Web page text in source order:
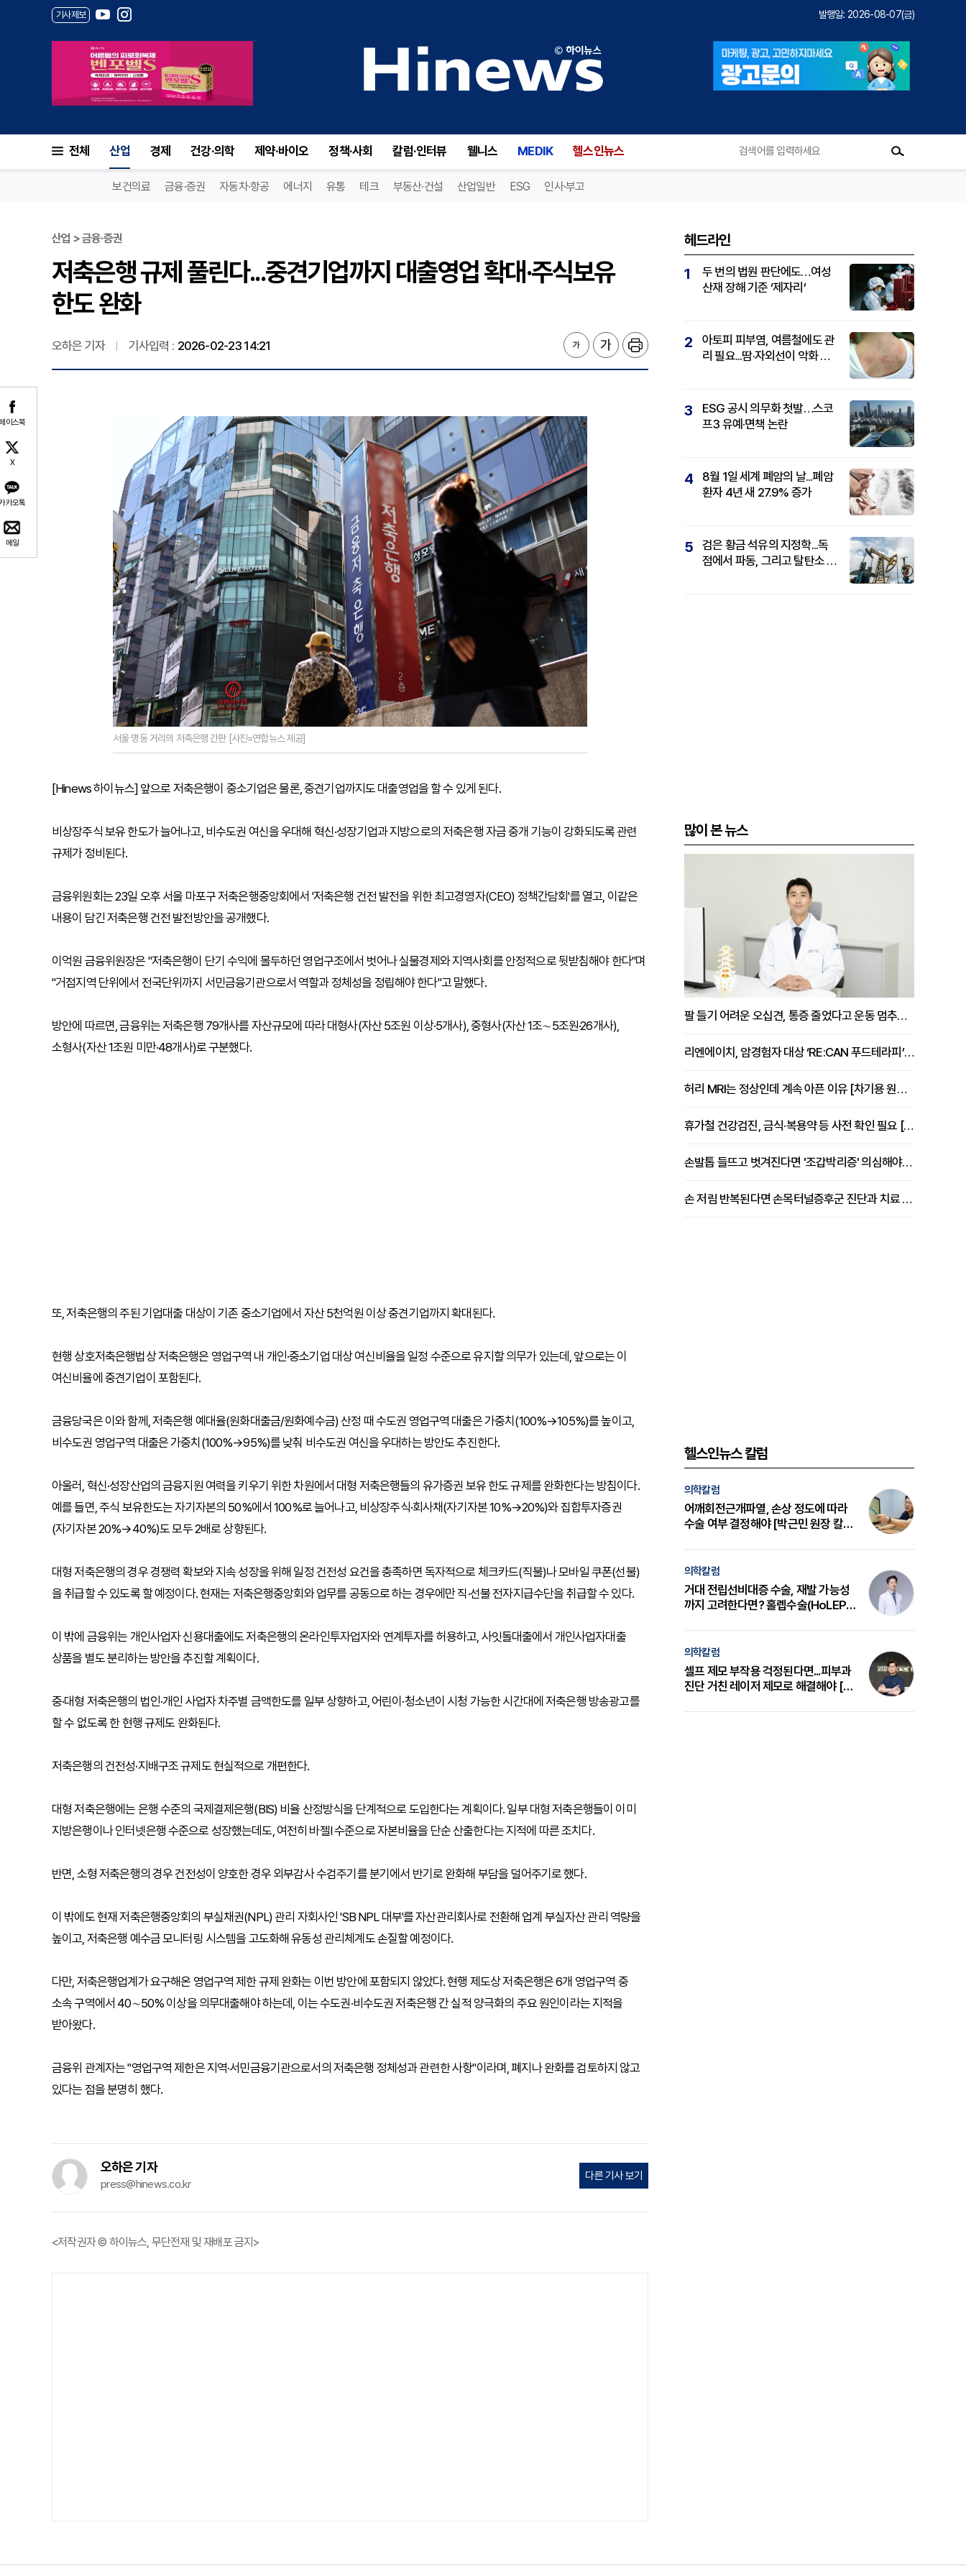
기사제보 발행일: 2026-08-07(금)
전체 산업 경제 건강·의학 제약·바이오 정책·사회 칼럼·인터뷰 웰니스 MEDIK 헬스인뉴스
보건의료 금융·증권 자동차·항공 에너지 유통 테크 부동산·건설 산업일반 ESG 인사·부고
이스북
X
카오톡
메일
산업 > 금융·증권
저축은행 규제 풀린다...중견기업까지 대출영업 확대·주식보유
한도 완화
오하은 기자 기사입력 : 2026-02-23 14:21
서울 명동 거리의 저축은행 간판 [사진=연합뉴스 제공]
[Hinews 하이뉴스] 앞으로 저축은행이 중소기업은 물론, 중견기업까지도 대출영업을 할 수 있게 된다.
비상장주식 보유 한도가 늘어나고, 비수도권 여신을 우대해 혁신·성장기업과 지방으로의 저축은행 자금 중개 기능이 강화되도록 관련
규제가 정비된다.
금융위원회는 23일 오후 서울 마포구 저축은행중앙회에서 '저축은행 건전 발전을 위한 최고경영자(CEO) 정책간담회'를 열고, 이같은
내용이 담긴 저축은행 건전 발전방안을 공개했다.
이억원 금융위원장은 "저축은행이 단기 수익에 몰두하던 영업구조에서 벗어나 실물경제와 지역사회를 안정적으로 뒷받침해야 한다"며
"거점지역 단위에서 전국단위까지 서민금융기관으로서 역할과 정체성을 정립해야 한다"고 말했다.
방안에 따르면, 금융위는 저축은행 79개사를 자산규모에 따라 대형사(자산 5조원 이상·5개사), 중형사(자산 1조∼5조원·26개사),
소형사(자산 1조원 미만·48개사)로 구분했다.
또, 저축은행의 주된 기업대출 대상이 기존 중소기업에서 자산 5천억원 이상 중견기업까지 확대된다.
현행 상호저축은행법상 저축은행은 영업구역 내 개인·중소기업 대상 여신비율을 일정 수준으로 유지할 의무가 있는데, 앞으로는 이
여신비율에 중견기업이 포함된다.
금융당국은 이와 함께, 저축은행 예대율(원화대출금/원화예수금) 산정 때 수도권 영업구역 대출은 가중치(100%→105%)를 높이고,
비수도권 영업구역 대출은 가중치(100%→95%)를 낮춰 비수도권 여신을 우대하는 방안도 추진한다.
아울러, 혁신·성장산업의 금융지원 여력을 키우기 위한 차원에서 대형 저축은행들의 유가증권 보유 한도 규제를 완화한다는 방침이다.
예를 들면, 주식 보유한도는 자기자본의 50%에서 100%로 늘어나고, 비상장주식·회사채(자기자본 10%→20%)와 집합투자증권
(자기자본 20%→40%)도 모두 2배로 상향된다.
대형 저축은행의 경우 경쟁력 확보와 지속 성장을 위해 일정 건전성 요건을 충족하면 독자적으로 체크카드(직불)나 모바일 쿠폰(선불)
을 취급할 수 있도록 할 예정이다. 현재는 저축은행중앙회와 업무를 공동으로 하는 경우에만 직·선불 전자지급수단을 취급할 수 있다.
이 밖에 금융위는 개인사업자 신용대출에도 저축은행의 온라인투자업자와 연계투자를 허용하고, 사잇돌대출에서 개인사업자대출
상품을 별도 분리하는 방안을 추진할 계획이다.
중·대형 저축은행의 법인·개인 사업자 차주별 금액한도를 일부 상향하고, 어린이·청소년이 시청 가능한 시간대에 저축은행 방송광고를
할 수 없도록 한 현행 규제도 완화된다.
저축은행의 건전성·지배구조 규제도 현실적으로 개편한다.
대형 저축은행에는 은행 수준의 국제결제은행(BIS) 비율 산정방식을 단계적으로 도입한다는 계획이다. 일부 대형 저축은행들이 이미
지방은행이나 인터넷은행 수준으로 성장했는데도, 여전히 바젤I 수준으로 자본비율을 단순 산출한다는 지적에 따른 조치다.
반면, 소형 저축은행의 경우 건전성이 양호한 경우 외부감사 수검주기를 분기에서 반기로 완화해 부담을 덜어주기로 했다.
이 밖에도 현재 저축은행중앙회의 부실채권(NPL) 관리 자회사인 'SB NPL 대부'를 자산관리회사로 전환해 업계 부실자산 관리 역량을
높이고, 저축은행 예수금 모니터링 시스템을 고도화해 유동성 관리체계도 손질할 예정이다.
다만, 저축은행업계가 요구해온 영업구역 제한 규제 완화는 이번 방안에 포함되지 않았다. 현행 제도상 저축은행은 6개 영업구역 중
소속 구역에서 40∼50% 이상을 의무대출해야 하는데, 이는 수도권·비수도권 저축은행 간 실적 양극화의 주요 원인이라는 지적을
받아왔다.
금융위 관계자는 "영업구역 제한은 지역·서민금융기관으로서의 저축은행 정체성과 관련한 사항"이라며, 폐지나 완화를 검토하지 않고
있다는 점을 분명히 했다.
오하은 기자
press@hinews.co.kr
다른 기사 보기
<저작권자 © 하이뉴스, 무단전재 및 재배포 금지>
헤드라인
1
두 번의 법원 판단에도…여성
산재 장해 기준 ‘제자리’
2
아토피 피부염, 여름철에도 관
리 필요...땀·자외선이 악화 요
3
ESG 공시 의무화 첫발…스코
프3 유예·면책 논란
4
8월 1일 세계 폐암의 날...폐암
환자 4년 새 27.9% 증가
5
검은 황금 석유의 지정학...독
점에서 파동, 그리고 탈탄소 패
많이 본 뉴스
팔 들기 어려운 오십견, 통증 줄었다고 운동 멈추면 안 되는 이유 [이병욱 원장 칼럼]
리엔에이치, 암경험자 대상 ‘RE:CAN 푸드테라피’ 운영
허리 MRI는 정상인데 계속 아픈 이유 [차기용 원장 칼럼]
휴가철 건강검진, 금식·복용약 등 사전 확인 필요 [정도감 원장 칼럼]
손발톱 들뜨고 벗겨진다면 '조갑박리증' 의심해야 [김철윤 원장 칼럼]
손 저림 반복된다면 손목터널증후군 진단과 치료 시기 살펴야 [김동현 원장 칼럼]
헬스인뉴스 칼럼
의학칼럼
어깨회전근개파열, 손상 정도에 따라
수술 여부 결정해야 [박근민 원장 칼
의학칼럼
거대 전립선비대증 수술, 재발 가능성
까지 고려한다면? 홀렙수술(HoLEP)
의학칼럼
셀프 제모 부작용 걱정된다면...피부과
진단 거친 레이저 제모로 해결해야 [변